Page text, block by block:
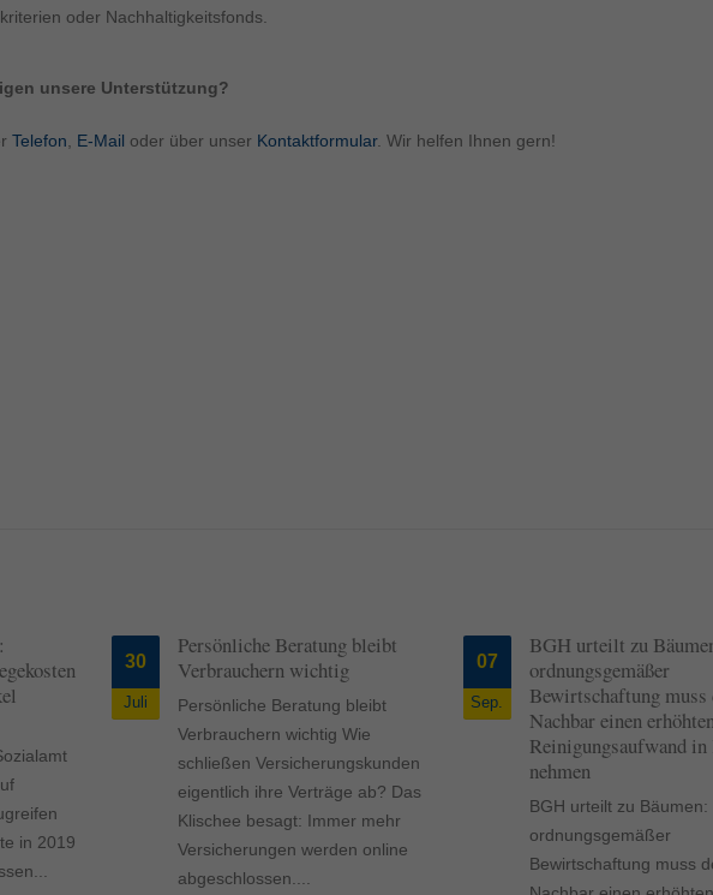
oder Nachhaltigkeitsfonds.
unsere Unterstützung?
Telefon, E-Mail oder über unser Kontaktformular. Wir helfen Ihnen gern!
in 2019
30
Juli
Persönliche Beratung bleibt
Verbrauchern wichtig
Persönliche Beratung bleibt
Verbrauchern wichtig Wie
schließen Versicherungskunden
eigentlich ihre Verträge ab? Das
Klischee besagt: Immer mehr
Versicherungen werden online
abgeschlossen....
07
Sep.
BGH urteilt zu
ordnungsgemäßer
Bewirtschaftung muss
Nachbar einen
Reinigungsaufwand
nehmen
BGH urteilt zu Bäumen:
ordnungsgemäßer
Bewirtschaftung muss